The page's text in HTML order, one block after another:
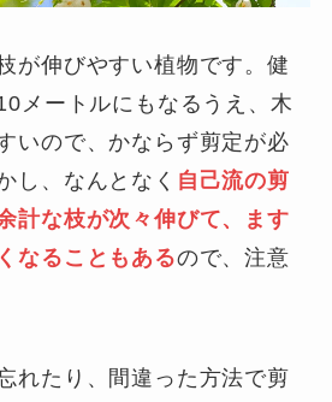
が伸びやすい植物です。健
メートルにもなるうえ、木
いので、かならず剪定が必
し、なんとなく 自己流の剪
計な枝が次々伸びて、ます
なることもあるので、注意
れたり、間違った方法で剪